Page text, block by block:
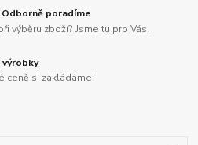
poradíme
výběru zboží? Jsme tu pro Vás.
ceně si zakládáme!